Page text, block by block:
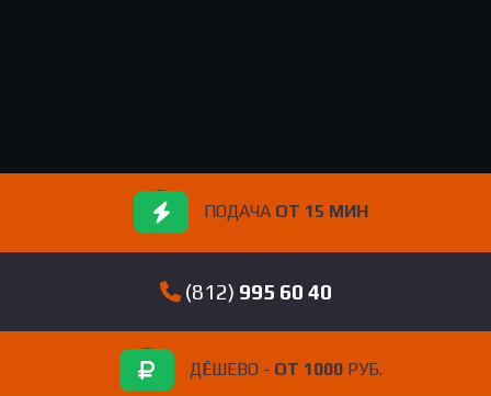
ПОДАЧА ОТ 15 МИН
(812) 995 60 40
ДЁШЕВО - ОТ 1000РУБ.